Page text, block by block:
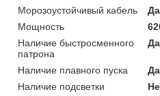
Морозоустойчивый кабель
Да
Мощность
Наличие быстросменного
патрона
Да
Наличие плавного пуска
Да
Наличие подсветки